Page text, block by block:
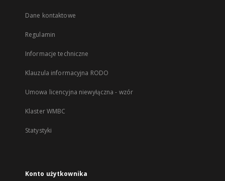
Dane kontaktowe
Regulamin
Informacje techniczne
Klauzula informacyjna RODO
Umowa licencyjna niewyłączna - wzór
Klaster WMBC
Statystyki
Konto użytkownika